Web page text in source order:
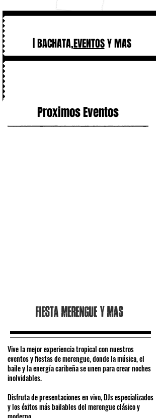
| BACHATA,EVENTOSY MAS
Proximos Eventos
Fiesta merengue y mas
Vive la mejor experiencia tropical con nuestros
eventos y fiestas de merengue, donde la música, el
baile y la energía caribeña se unen para crear noches
inolvidables.
Disfruta de presentaciones en vivo, DJs especializados
y los éxitos más bailables del merengue clásico y